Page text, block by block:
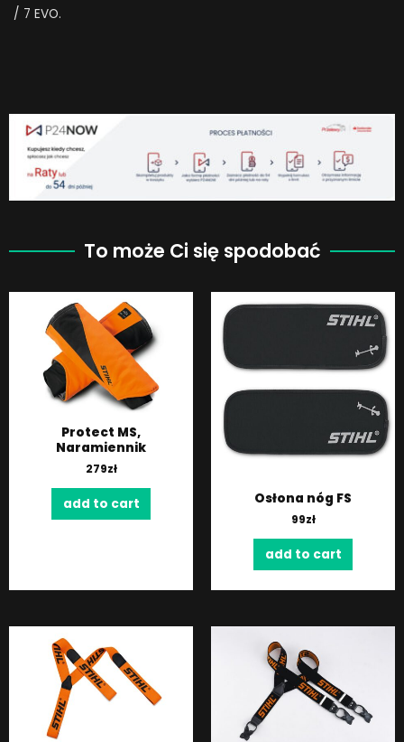
/ 7 EVO.
To może Ci się spodobać
Protect MS,
Naramiennik
279zł
add to cart Osłona nóg FS
99zł
add to cart